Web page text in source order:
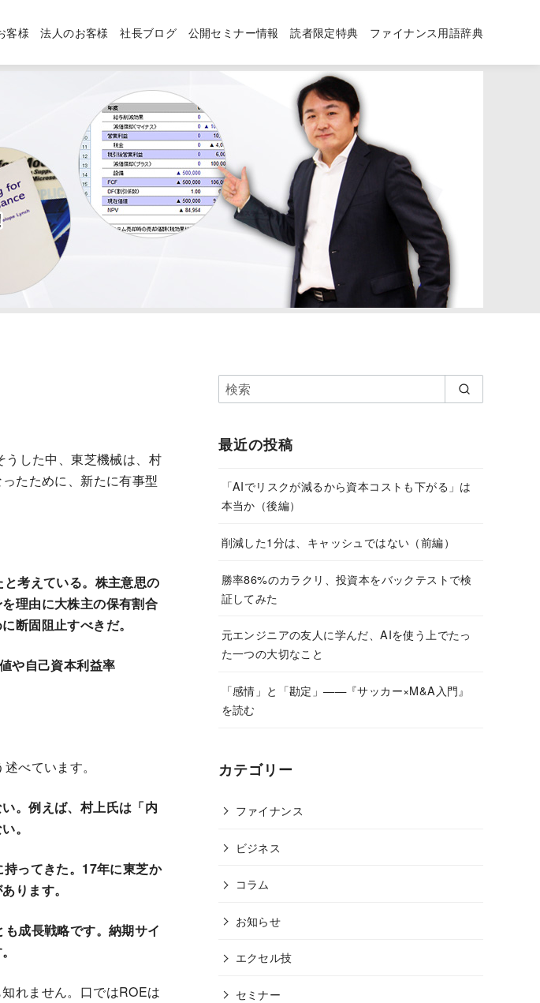
客様 法人のお客様 社長ブログ 公開セミナー情報 読者限定特典 ファイナンス用語辞典
した中、東芝機械は、村
たために、新たに有事型
考えている。株主意思の
理由に大株主の保有割合
断固阻止すべきだ。
や自己資本利益率
べています。
。例えば、村上氏は「内
。
ってきた。17年に東芝か
ります。
成長戦略です。納期サイ
れません。口ではROEは
最近の投稿
「AIでリスクが減るから資本コストも下がる」は
本当か（後編）
削減した1分は、キャッシュではない（前編）
勝率86%のカラクリ、投資本をバックテストで検
証してみた
元エンジニアの友人に学んだ、AIを使う上でたっ
た一つの大切なこと
「感情」と「勘定」——『サッカー×M&A入門』
を読む
カテゴリー
ファイナンス
ビジネス
コラム
お知らせ
エクセル技
セミナー